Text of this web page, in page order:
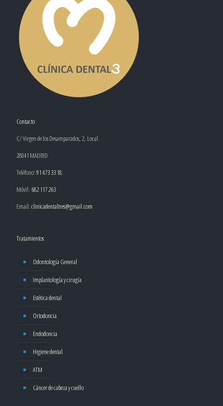
Contacto
C/ Virgen de los Desamparados, 2, Local
28041 MADRID
Teléfono:91 473 33 18
Móvil: 682 117 263
Email:clinicadentaltres@gmail.com
Tratamientos
Odontología General
Implantología y cirugía
Estética dental
Ortodoncia
Endodoncia
Higiene dental
ATM
Cáncer de cabeza y cuello